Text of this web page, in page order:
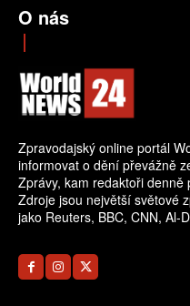
O nás
Zpravodajský online portál
informovat o dění převážně
Zprávy, kam redaktoři
Zdroje jsou největší světové
jako Reuters, BBC, CNN, Al-